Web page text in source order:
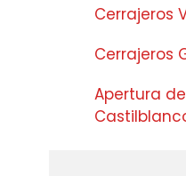
Cerrajeros
Cerrajeros
Apertura